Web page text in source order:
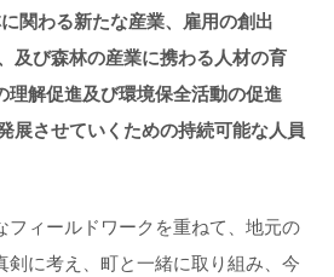
関わる新たな産業、雇用の創出
及び森林の産業に携わる人材の育
理解促進及び環境保全活動の促進
展させていくための持続可能な人員
フィールドワークを重ねて、地元の
剣に考え、町と一緒に取り組み、今